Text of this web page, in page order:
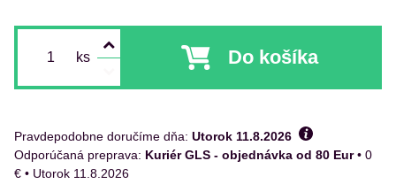
ks Do košíka
Pravdepodobne doručíme dňa: Utorok 11.8.2026
Kuriér GLS - objednávka od 80 Eur• 0
€ • Utorok 11.8.2026